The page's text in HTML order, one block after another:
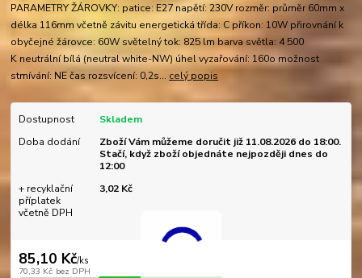
PARAMETRY ŽÁROVKY: patice: E27 napětí: 230V rozměr: průměr 60mm x
délka 116mm včetně závitu energetická třída: C příkon: 10W přirovnání k
obyčejné žárovce: 60W světelný tok: 825 lm barva světla: 4 500
K neutrální bílá (neutral white-NW) úhel vyzařování: 160o možnost
stmívání: NE čas rozsvícení: 0,2s... celý popis
Dostupnost
Skladem
Doba dodání
Zboží Vám můžeme doručit již 11.08.2026 do 18:00.
Stačí, když zboží objednáte nejpozději dnes do
12:00
+ recyklační
příplatek
včetně DPH
3,02 Kč
85,10 Kč/ks
70,33 Kč bez DPH